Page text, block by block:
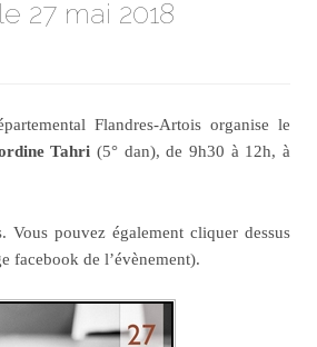
27 mai 2018
Flandres-Artois organise le
Tahri (5° dan), de 9h30 à 12h, à
Vous pouvez également cliquer dessus
facebook de l’évènement).